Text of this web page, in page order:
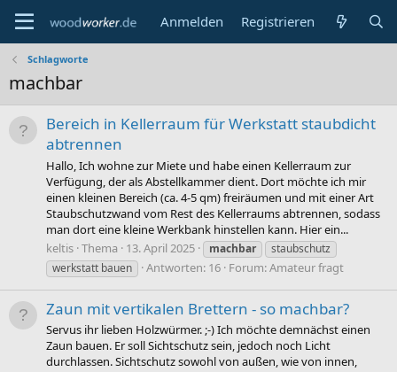
Anmelden Registrieren
Schlagworte
machbar
Bereich in Kellerraum für Werkstatt staubdicht
abtrennen
Hallo, Ich wohne zur Miete und habe einen Kellerraum zur
Verfügung, der als Abstellkammer dient. Dort möchte ich mir
einen kleinen Bereich (ca. 4-5 qm) freiräumen und mit einer Art
Staubschutzwand vom Rest des Kellerraums abtrennen, sodass
man dort eine kleine Werkbank hinstellen kann. Hier ein...
keltis Thema 13. April 2025 machbar
staubschutz
werkstatt bauen
Antworten: 16 Forum:Amateur fragt
Zaun mit vertikalen Brettern - so machbar?
Servus ihr lieben Holzwürmer. ;-) Ich möchte demnächst einen
Zaun bauen. Er soll Sichtschutz sein, jedoch noch Licht
durchlassen. Sichtschutz sowohl von außen, wie von innen,